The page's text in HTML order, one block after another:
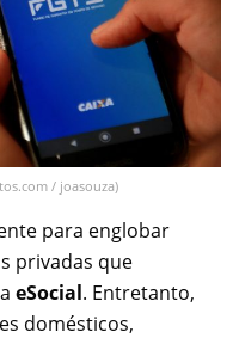
/ joasouza)
para englobar
privadas que
eSocial. Entretanto,
domésticos,